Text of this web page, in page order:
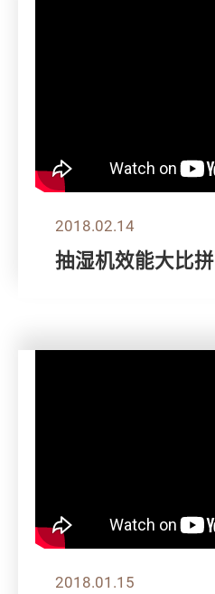
2018.02.14
抽湿机效能大比拼
2018.01.15